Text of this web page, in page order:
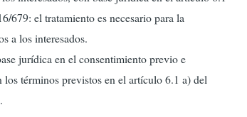
679: el tratamiento es necesario para la
a los interesados.
jurídica en el consentimiento previo e
términos previstos en el artículo 6.1 a) del